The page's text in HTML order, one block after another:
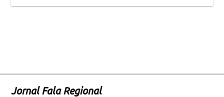
Jornal Fala Regional